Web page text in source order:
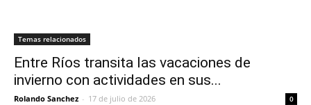
Temas relacionados
Entre Ríos transita las vacaciones de
invierno con actividades en sus...
Rolando Sanchez - 17 de julio de 2026 0